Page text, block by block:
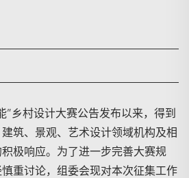
”乡村设计大赛公告发布以来，得到
筑、景观、艺术设计领域机构及相
极响应。为了进一步完善大赛规
重讨论，组委会现对本次征集工作